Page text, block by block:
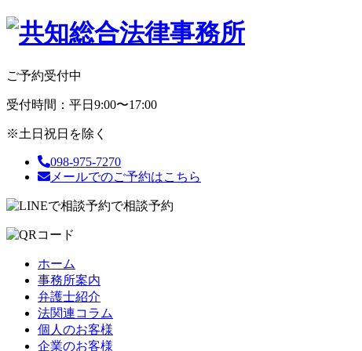
ご予約受付中
受付時間：平日9:00〜17:00
※土日祝日を除く
098-975-7270
メールでのご予約はこちら
で相談予約
ホーム
事務所案内
弁護士紹介
法関連コラム
個人のお客様
企業のお客様